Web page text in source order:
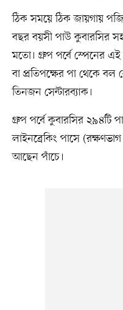
ঠিক সময়ে ঠিক জায়গায়
বছর বয়সী পাউ কুবারসির
মতো। গ্রুপ পর্বে স্পেনের এই
বা প্রতিপক্ষের পা থেকে
তিনজন সেন্টারব্যাক।
গ্রুপ পর্বে কুবারসির ২৯৪টি
লাইনব্রেকিং পাসে
আছেন পাঁচে।